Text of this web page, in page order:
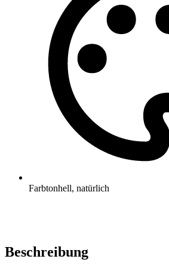
Farbtonhell, natürlich
Beschreibung